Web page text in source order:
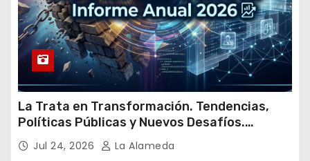
La Trata en Transformación. Tendencias,
Políticas Públicas y Nuevos Desafíos.
Argentina y el Mundo – Julio 2026
Jul 24, 2026 La Alameda